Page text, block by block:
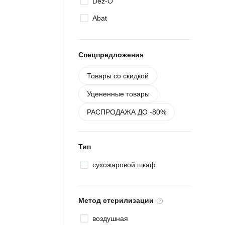
Abat
Спецпредложения
Товары со скидкой
Уцененные товары
РАСПРОДАЖА ДО -80%
Тип
сухожаровой шкаф
Метод стерилизации
воздушная